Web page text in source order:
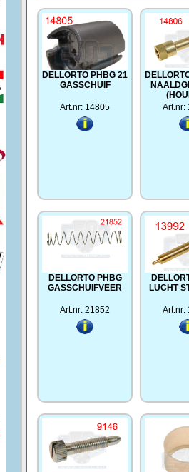
DELLORTO PHBG 21
GASSCHUIF
Art.nr: 14805
Art.nr:
DELLORTO PHBG
GASSCHUIFVEER
Art.nr: 21852
LUCHT
Art.nr: